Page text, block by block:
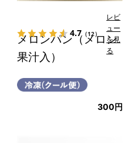
メロンパン（メロン
果汁入）
4.7（12）
レビ
ュー
を見
る
300円